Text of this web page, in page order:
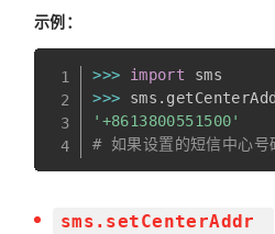
示例：
>>> import
>>> sms .
'+8613800551500'
# 如果设置的短信中心
sms.setCenterAddr